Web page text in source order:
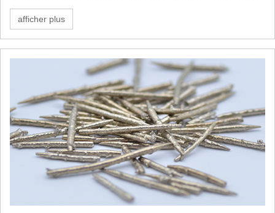
CRT, papier ignifuge, combustible de réacteur nucléaire,
électronique etc.
afficher plus